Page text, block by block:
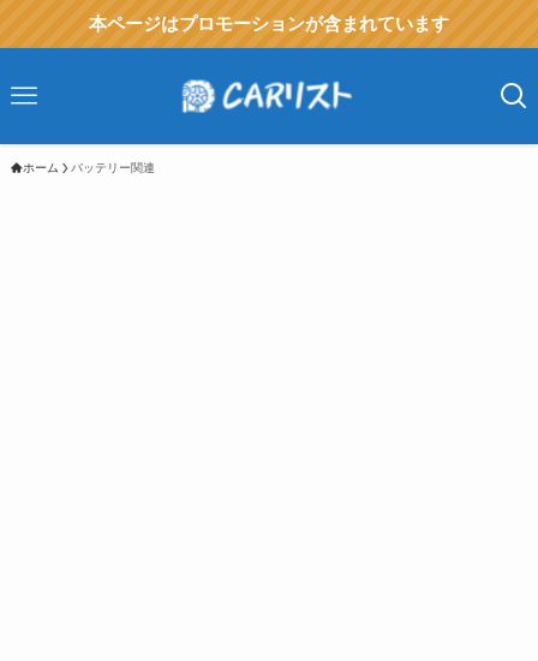
本ページはプロモーションが含まれています
ホーム バッテリー関連